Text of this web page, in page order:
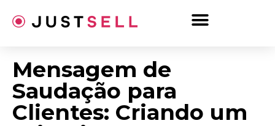
para
Mensagem de
Saudação para
Clientes: Criando um